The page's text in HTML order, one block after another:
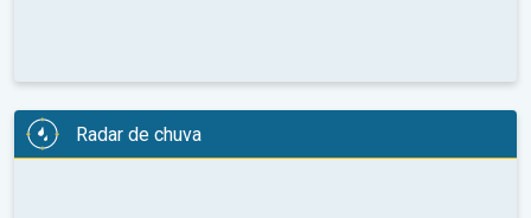
Radar de chuva